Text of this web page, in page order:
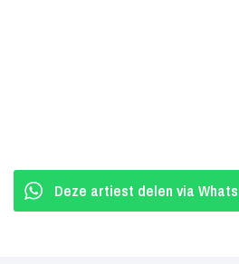
Deze artiest delen via